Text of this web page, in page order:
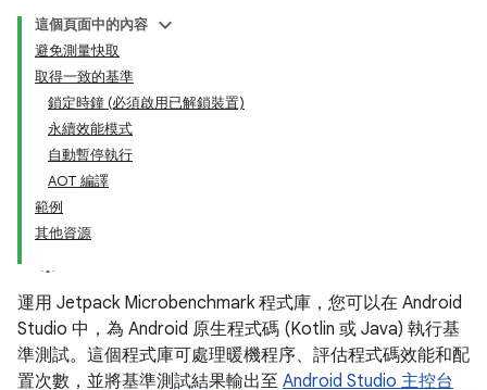
這個頁面中的內容
避免測量快取
取得一致的基準
鎖定時鐘 (必須啟用已解鎖裝置)
永續效能模式
自動暫停執行
AOT 編譯
範例
其他資源
運用 Jetpack Microbenchmark 程式庫，您可以在 Android
Studio 中，為 Android 原生程式碼 (Kotlin 或 Java) 執行基
準測試。這個程式庫可處理暖機程序、評估程式碼效能和配
置次數，並將基準測試結果輸出至 Android Studio 主控台